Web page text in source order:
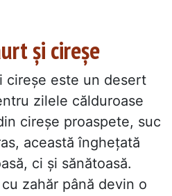
și cireșe
cireșe este un desert
zilele călduroase
cireșe proaspete, suc
această înghețată
ci și sănătoasă.
zahăr până devin o